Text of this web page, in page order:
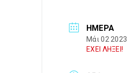
ΗΜΈΡΑ
Μάι 02 2023
ΕΧΕΙ ΛΗΞΕΙ!